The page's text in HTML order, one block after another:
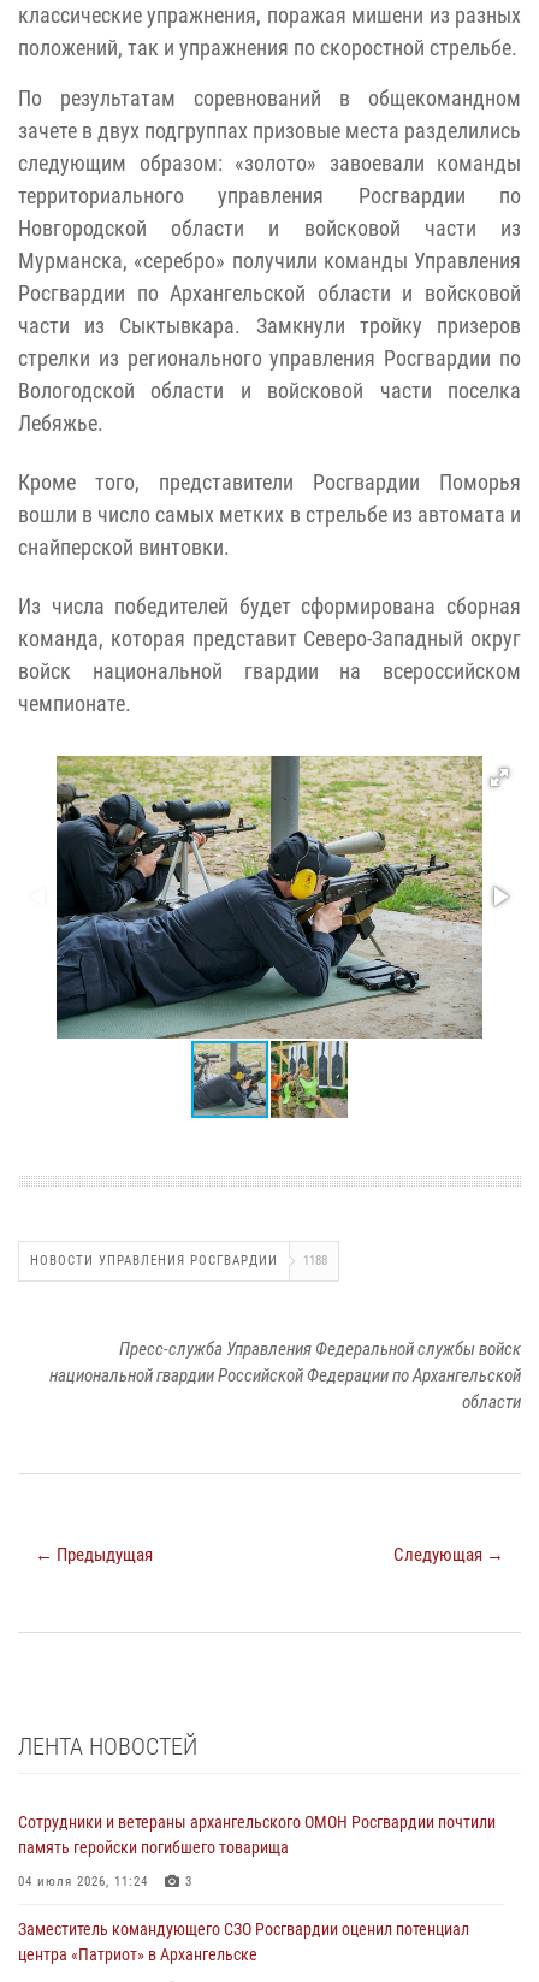
классические упражнения, поражая мишени из разных
положений, так и упражнения по скоростной стрельбе.
По результатам соревнований в общекомандном
зачете в двух подгруппах призовые места разделились
следующим образом: «золото» завоевали команды
территориального управления Росгвардии по
Новгородской области и войсковой части из
Мурманска, «серебро» получили команды Управления
Росгвардии по Архангельской области и войсковой
части из Сыктывкара. Замкнули тройку призеров
стрелки из регионального управления Росгвардии по
Вологодской области и войсковой части поселка
Лебяжье.
Кроме того, представители Росгвардии Поморья
вошли в число самых метких в стрельбе из автомата и
снайперской винтовки.
Из числа победителей будет сформирована сборная
команда, которая представит Северо-Западный округ
войск национальной гвардии на всероссийском
чемпионате.
НОВОСТИ УПРАВЛЕНИЯ РОСГВАРДИИ 1188
Пресс-служба Управления Федеральной службы войск
национальной гвардии Российской Федерации по Архангельской
области
← Предыдущая Следующая →
ЛЕНТА НОВОСТЕЙ
Сотрудники и ветераны архангельского ОМОН Росгвардии почтили
память геройски погибшего товарища
04 июля 2026, 11:24 3
Заместитель командующего СЗО Росгвардии оценил потенциал
центра «Патриот» в Архангельске